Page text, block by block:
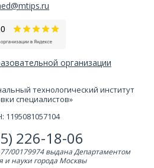
организации
технологический институт
специалистов»
1195081057104
226-18-06
00179974 выдана Департаментом
и науки города Москвы